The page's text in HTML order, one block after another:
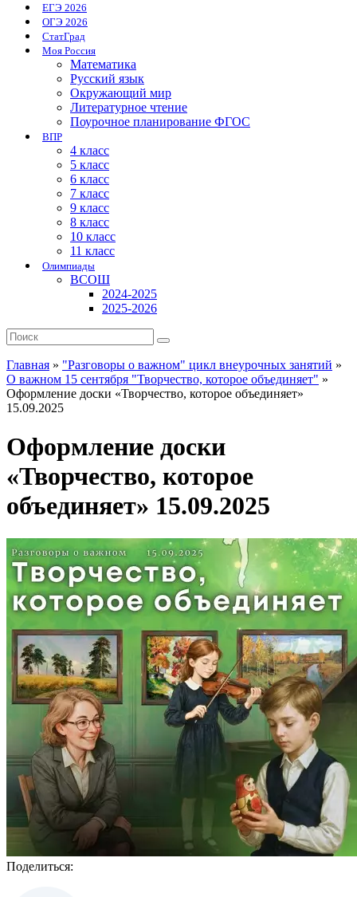
ЕГЭ 2026
ОГЭ 2026
СтатГрад
Моя Россия
Математика
Русский язык
Окружающий мир
Литературное чтение
Поурочное планирование ФГОС
ВПР
4 класс
5 класс
6 класс
7 класс
9 класс
8 класс
10 класс
11 класс
Олимпиады
ВСОШ
2024-2025
2025-2026
Главная » "Разговоры о важном" цикл внеурочных занятий »
О важном 15 сентября "Творчество, которое объединяет" »
Оформление доски «Творчество, которое объединяет»
15.09.2025
Оформление доски
«Творчество, которое
объединяет» 15.09.2025
Поделиться: